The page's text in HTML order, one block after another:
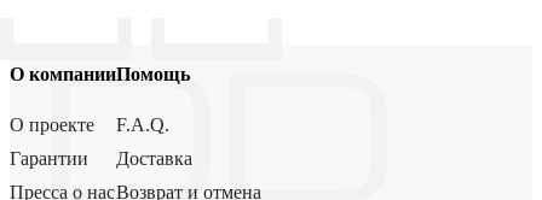
О компании
О проекте
Гарантии
Пресса о нас
Помощь
F.A.Q.
Доставка
Возврат и отмена